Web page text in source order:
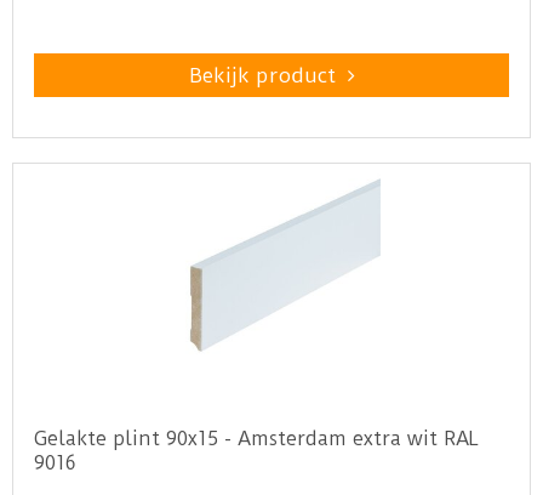
Bekijk product
Gelakte plint 90x15 - Amsterdam extra wit RAL
9016